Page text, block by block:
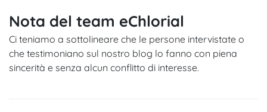
Nota del team eChlorial
Ci teniamo a sottolineare che le persone intervistate o
che testimoniano sul nostro blog lo fanno con piena
sincerità e senza alcun conflitto di interesse.